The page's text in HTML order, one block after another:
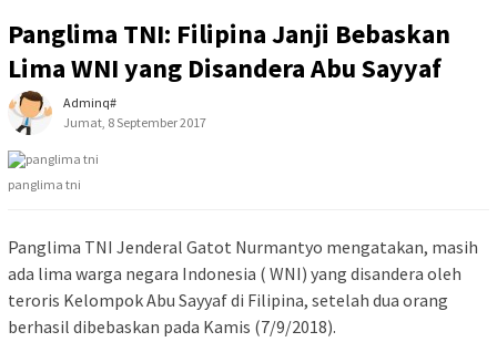
Panglima TNI: Filipina Janji Bebaskan
Lima WNI yang Disandera Abu Sayyaf
Adminq#
Jumat, 8 September 2017
panglima tni
Panglima TNI Jenderal Gatot Nurmantyo mengatakan, masih
ada lima warga negara Indonesia ( WNI) yang disandera oleh
teroris Kelompok Abu Sayyaf di Filipina, setelah dua orang
berhasil dibebaskan pada Kamis (7/9/2018).